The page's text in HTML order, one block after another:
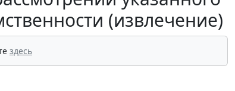
(извлечение)
здесь